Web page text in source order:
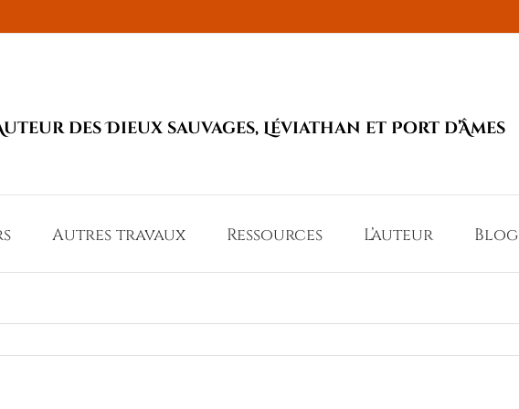
des Dieux sauvages, Léviathan et Port d’Âmes
Autres travaux Ressources L’auteur Blog